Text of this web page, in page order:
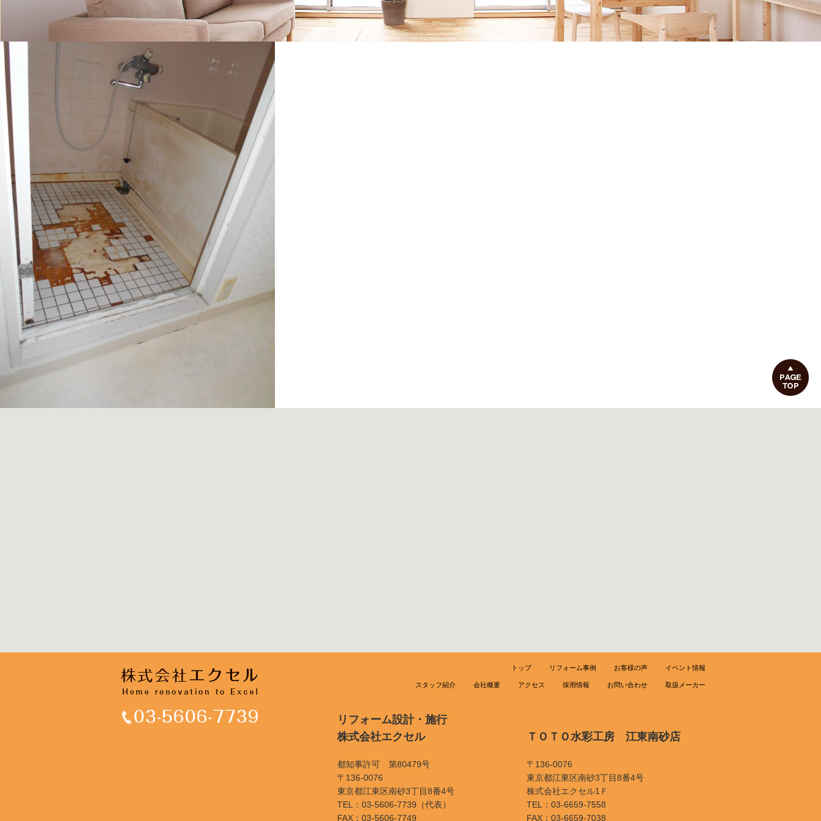
トップ リフォーム事例 お客様の声 イベント情報
スタッフ紹介 会社概要 アクセス 採用情報 お問い合わせ 取扱メーカー
リフォーム設計・施行
株式会社エクセル
都知事許可 第80479号
〒136-0076
東京都江東区南砂3丁目8番4号
TEL：03-5606-7739（代表）
FAX：03-5606-7749
ＴＯＴＯ水彩工房 江東南砂店
〒136-0076
東京都江東区南砂3丁目8番4号
株式会社エクセル1Ｆ
TEL：03-6659-7558
FAX：03-6659-7038